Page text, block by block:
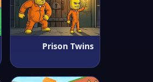
Prison Twins